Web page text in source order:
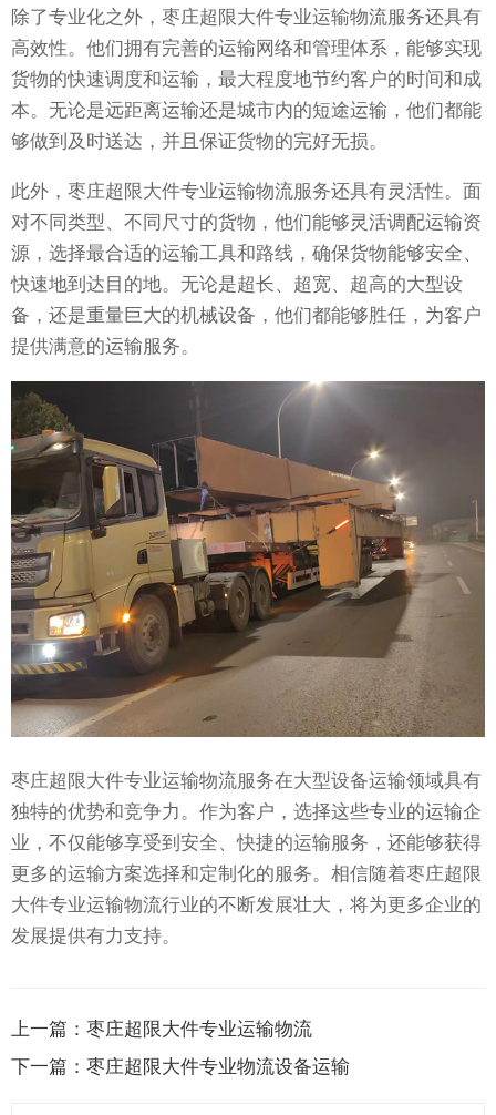
除了专业化之外，枣庄超限大件专业运输物流服务还具有
高效性。他们拥有完善的运输网络和管理体系，能够实现
货物的快速调度和运输，最大程度地节约客户的时间和成
本。无论是远距离运输还是城市内的短途运输，他们都能
够做到及时送达，并且保证货物的完好无损。
此外，枣庄超限大件专业运输物流服务还具有灵活性。面
对不同类型、不同尺寸的货物，他们能够灵活调配运输资
源，选择最合适的运输工具和路线，确保货物能够安全、
快速地到达目的地。无论是超长、超宽、超高的大型设
备，还是重量巨大的机械设备，他们都能够胜任，为客户
提供满意的运输服务。
枣庄超限大件专业运输物流服务在大型设备运输领域具有
独特的优势和竞争力。作为客户，选择这些专业的运输企
业，不仅能够享受到安全、快捷的运输服务，还能够获得
更多的运输方案选择和定制化的服务。相信随着枣庄超限
大件专业运输物流行业的不断发展壮大，将为更多企业的
发展提供有力支持。
上一篇： 枣庄超限大件专业运输物流
下一篇： 枣庄超限大件专业物流设备运输